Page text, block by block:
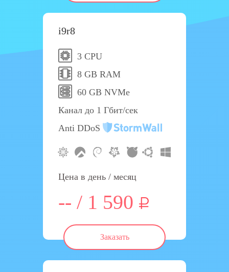
i9r8
3 CPU
8 GB RAM
60 GB NVMe
Канал до 1 Гбит/сек
Anti DDoS
Цена в день / месяц
-- / 1 590
Заказать